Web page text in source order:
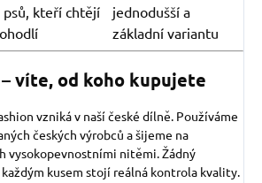
psů, kteří chtějí
jednodušší a
základní variantu
víte, od koho kupujete
vzniká v naší české dílně. Používáme
českých výrobců a šijeme na
vysokopevnostními nitěmi. Žádný
kusem stojí reálná kontrola kvality.